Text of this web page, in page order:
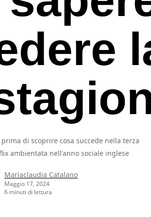
di scoprire cosa succede nella terza
ambientata nell'anno sociale inglese
Mariaclaudia Catalano
Maggio 17, 2024
6 minuti di lettura